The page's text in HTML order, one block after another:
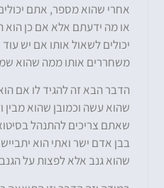
אחרי שהוא מספר, אתם
או מה ידעתם אלא אם כן הוא
יכולים לשאול אותו אם יש
משחררים אותו ממה שהוא
הדבר הבא זה להגיד לו אם
שהוא עשה וכמובן שהוא מבין
שאתם צריכים להתנהל
בבן אדם ישר ואתי הוא
שהוא גנב אלא לפצות על